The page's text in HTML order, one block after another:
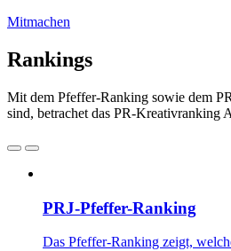
Mitmachen
Rankings
Mit dem Pfeffer-Ranking sowie dem
sind, betrachet das PR-Kreativranking
PRJ-Pfeffer-Ranking
Das Pfeffer-Ranking zeigt,